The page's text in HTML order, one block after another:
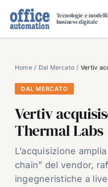
Tecnologie e
business digitale
SPECIAL PAPER
TAVOLE ROTONDE DI
CARRIERE
VIDEO
EVENTI
CHI SIAMO
Home Dal Mercato Vertiv
DAL MERCATO
Vertiv
Thermal Labs
L’acquisizione
chain” del vendor,
ingegneristiche a